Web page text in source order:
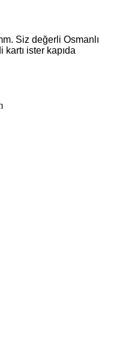
Siz değerli Osmanlı
ister kapıda